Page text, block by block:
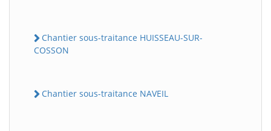
Chantier sous-traitance HUISSEAU-SUR-
COSSON
Chantier sous-traitance NAVEIL